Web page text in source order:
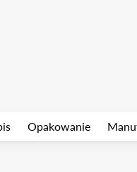
Opakowanie